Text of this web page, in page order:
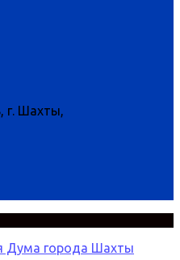
г. Шахты,
Дума города Шахты